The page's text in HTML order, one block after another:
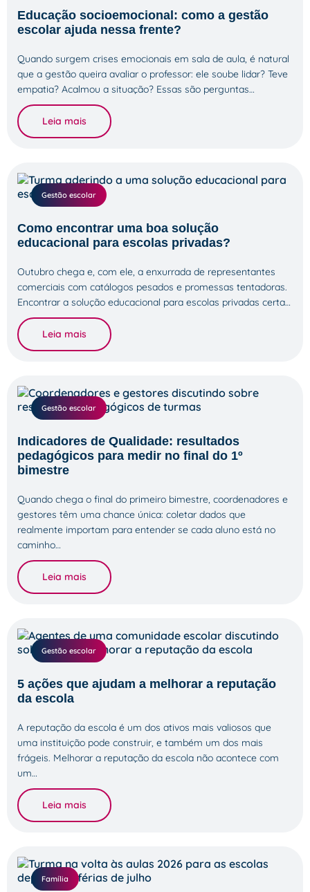
Educação socioemocional: como a gestão
escolar ajuda nessa frente?
Quando surgem crises emocionais em sala de aula, é natural
que a gestão queira avaliar o professor: ele soube lidar? Teve
empatia? Acalmou a situação? Essas são perguntas…
Leia mais
Gestão escolar
Como encontrar uma boa solução
educacional para escolas privadas?
Outubro chega e, com ele, a enxurrada de representantes
comerciais com catálogos pesados e promessas tentadoras.
Encontrar a solução educacional para escolas privadas certa…
Leia mais
Gestão escolar
Indicadores de Qualidade: resultados
pedagógicos para medir no final do 1º
bimestre
Quando chega o final do primeiro bimestre, coordenadores e
gestores têm uma chance única: coletar dados que
realmente importam para entender se cada aluno está no
caminho…
Leia mais
Gestão escolar
5 ações que ajudam a melhorar a reputação
da escola
A reputação da escola é um dos ativos mais valiosos que
uma instituição pode construir, e também um dos mais
frágeis. Melhorar a reputação da escola não acontece com
um…
Leia mais
Família